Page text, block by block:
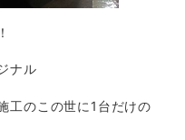
ナル
工のこの世に1台だけの